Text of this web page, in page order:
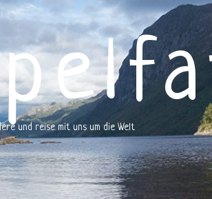
und reise mit uns um die Welt